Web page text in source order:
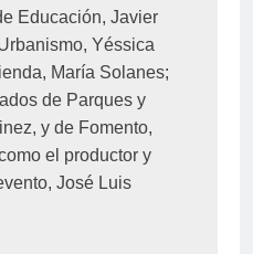
Educación, Javier
Yéssica
María Solanes;
de Parques y
y de Fomento,
el productor y
José Luis